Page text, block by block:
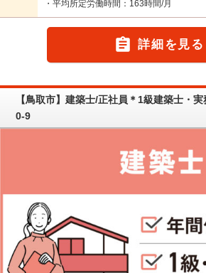
・平均所定労働時間：163時間/月
 詳細を見る
【鳥取市】建築士/正社員＊1級建築士・
0-9